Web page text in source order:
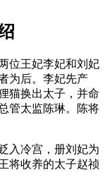
位王妃李妃和刘妃
为后。李妃先产
猫换出太子，并命
管太监陈琳。陈将
入冷宫，册刘妃为
将收养的太子赵祯